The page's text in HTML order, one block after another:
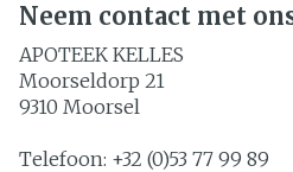
Neem contact met
APOTEEK KELLES
Moorseldorp 21
9310 Moorsel
Telefoon: +32 (0)53 77 99 89